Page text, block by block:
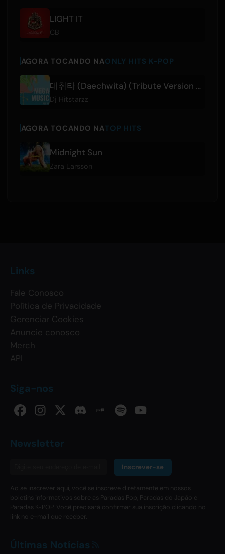
LIGHT IT
CB
AGORA TOCANDO NAONLY HITS K-POP
대취타 (Daechwita) (Tribute Version Originally Performed By Agust D)
Dj Hitstarzz
AGORA TOCANDO NATOP HITS
Midnight Sun
Zara Larsson
Links
Fale Conosco
Política de Privacidade
Gerenciar Cookies
Anuncie conosco
Merch
API
Siga-nos
Newsletter
Inscrever-se
Ao se inscrever aqui, você se inscreve diretamente em nossos
boletins informativos sobre as Paradas Pop, Paradas do Japão e
Paradas K-POP. Você precisará confirmar sua inscrição clicando no
link no e-mail que receber.
Últimas Notícias